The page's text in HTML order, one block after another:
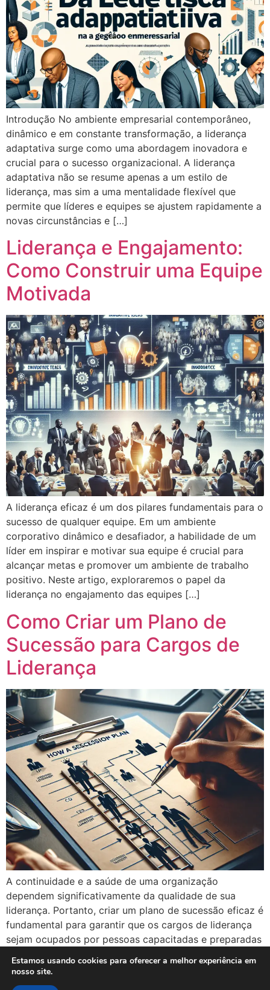
Introdução No ambiente empresarial contemporâneo,
dinâmico e em constante transformação, a liderança
adaptativa surge como uma abordagem inovadora e
crucial para o sucesso organizacional. A liderança
adaptativa não se resume apenas a um estilo de
liderança, mas sim a uma mentalidade flexível que
permite que líderes e equipes se ajustem rapidamente a
novas circunstâncias e […]
Liderança e Engajamento:
Como Construir uma Equipe
Motivada
A liderança eficaz é um dos pilares fundamentais para o
sucesso de qualquer equipe. Em um ambiente
corporativo dinâmico e desafiador, a habilidade de um
líder em inspirar e motivar sua equipe é crucial para
alcançar metas e promover um ambiente de trabalho
positivo. Neste artigo, exploraremos o papel da
liderança no engajamento das equipes […]
Como Criar um Plano de
Sucessão para Cargos de
Liderança
A continuidade e a saúde de uma organização
dependem significativamente da qualidade de sua
liderança. Portanto, criar um plano de sucessão eficaz é
fundamental para garantir que os cargos de liderança
sejam ocupados por pessoas capacitadas e preparadas
discutiremos o que é um plano de sucessão, sua […]
Estamos usando cookies para oferecer a melhor experiência em
nosso site.